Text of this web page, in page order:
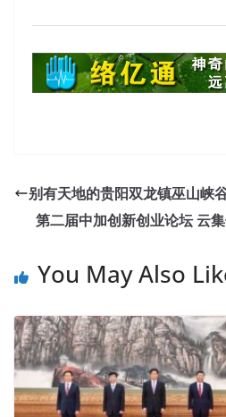
别有天地的贵阳双龙镇巫山峡
第二届中加创新创业论坛 云
You May Also